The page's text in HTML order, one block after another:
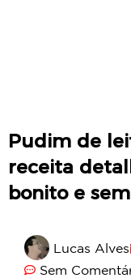
Pudim de
receita
bonito e
Lucas Alves
Sem